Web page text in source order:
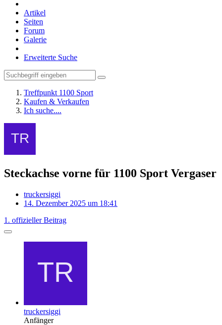
Artikel
Seiten
Forum
Galerie
Erweiterte Suche
Treffpunkt 1100 Sport
Kaufen & Verkaufen
Ich suche....
Steckachse vorne für 1100 Sport Vergaser
truckersiggi
14. Dezember 2025 um 18:41
1. offizieller Beitrag
truckersiggi
Anfänger